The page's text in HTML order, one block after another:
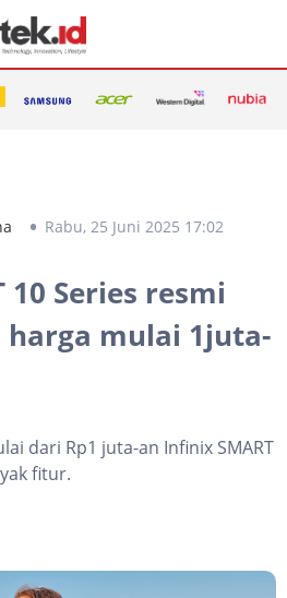
Rabu, 25 Juni 2025 17:02
10 Series resmi
harga mulai 1juta-
dari Rp1 juta-an Infinix SMART
fitur.